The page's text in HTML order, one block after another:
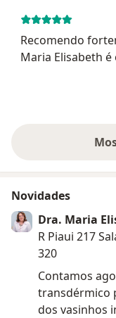
Recomendo
Maria Elisabeth é
senti
atenção e
Novidades
Dra. Maria
R Piaui 217
320
Contamos
transdérmico
dos vasinhos